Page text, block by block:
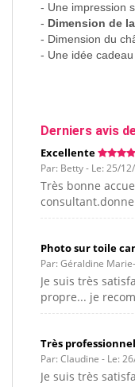
- Une impression
- Dimension de
- Dimension du
- Une idée
Derniers avis
Excellente
Par: Betty - Le: 25/
Très bonne
Photo sur toile
Par: Géraldine
Je suis très
propre... je
Très professionnel
Par: Claudine - Le:
Je suis très